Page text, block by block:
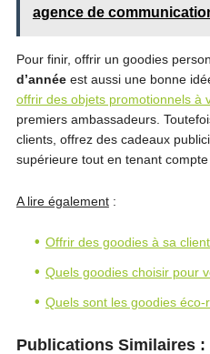
agence de
Pour finir, offrir un goodies
d’annéeest aussi une bonne
offrir des objets promotionnels à
premiers ambassadeurs.
clients, offrez des cadeaux
supérieure tout en tenant
A lire également:
Offrir des goodies à sa
Quels goodies choisir pour
Quels sont les goodies éco-
Publications Similaires :